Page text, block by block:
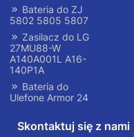
Bateria do ZJ
5802 5805 5807
Zasilacz do LG
27MU88-W
A140A001L A16-
140P1A
Bateria do
Ulefone Armor 24
Skontaktuj się z nami